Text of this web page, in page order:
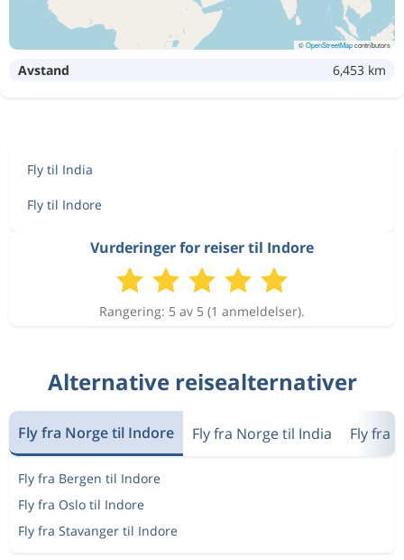
©OpenStreetMapcontributors
Avstand 6,453 km
Fly til India
Fly til Indore
Vurderinger for reiser til Indore
Rangering: 5 av 5 (1 anmeldelser).
Alternative reisealternativer
Fly fra Norge til Indore Fly fra Norge til India Fly fra
Fly fra Bergen til Indore
Fly fra Oslo til Indore
Fly fra Stavanger til Indore